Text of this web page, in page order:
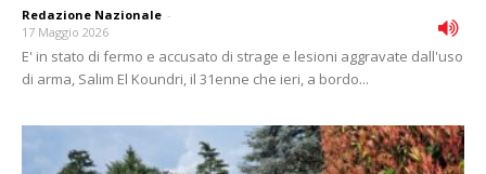
Redazione Nazionale -
17 Maggio 2026
E' in stato di fermo e accusato di strage e lesioni aggravate dall'uso
di arma, Salim El Koundri, il 31enne che ieri, a bordo...